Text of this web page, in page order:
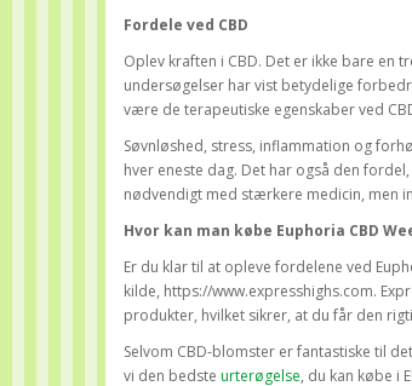
Fordele ved CBD
Oplev kraften i CBD. Det er ikke bare en
undersøgelser har vist betydelige
være de terapeutiske egenskaber ved
Søvnløshed, stress, inflammation og
hver eneste dag. Det har også den
nødvendigt med stærkere medicin, men
Hvor kan man købe Euphoria CBD
Er du klar til at opleve fordelene ved
kilde, https://www.expresshighs.com.
produkter, hvilket sikrer, at du får den
Selvom CBD-blomster er fantastiske til
vi den bedste urterøgelse, du kan købe i